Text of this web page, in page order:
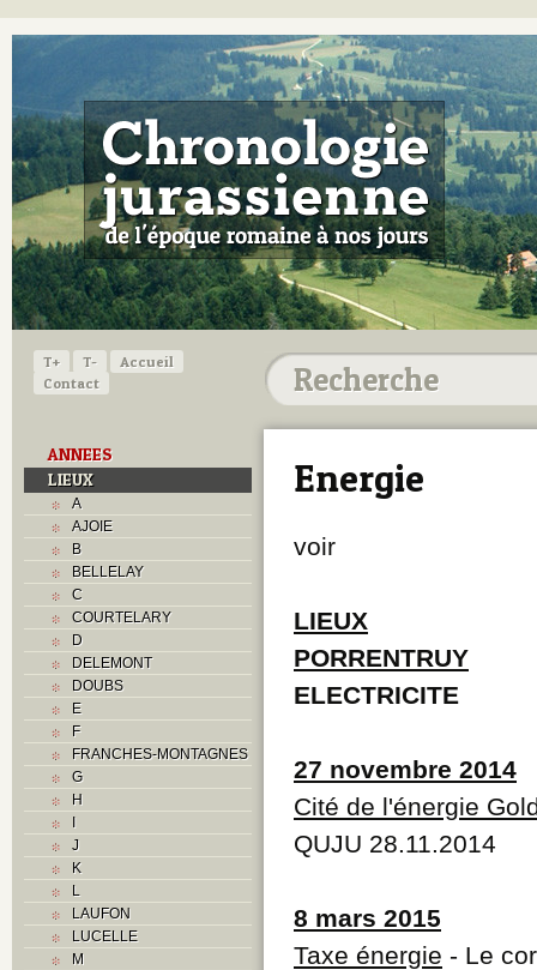
T+ T-
Accueil
Contact
ANNEES
LIEUX
A
AJOIE
B
BELLELAY
C
COURTELARY
D
DELEMONT
DOUBS
E
F
FRANCHES-MONTAGNES
G
H
I
J
K
L
LAUFON
LUCELLE
M
Energie
voir
LIEUX
PORRENTRUY
ELECTRICITE
27 novembre 2014
Cité de l'énergie
QUJU 28.11.2014
8 mars 2015
Taxe énergie - Le